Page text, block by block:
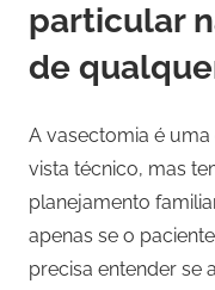
particular
de
A vasectomia é
vista técnico, mas
planejamento
apenas se o
precisa entender se